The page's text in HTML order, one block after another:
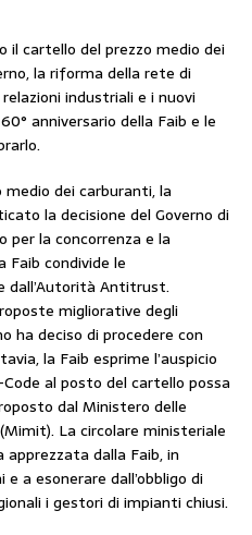
cartello del prezzo medio dei
la riforma della rete di
industriali e i nuovi
anniversario della Faib e le
dei carburanti, la
la decisione del Governo di
per la concorrenza e la
condivide le
dall’Autorità Antitrust.
migliorative degli
ha deciso di procedere con
la Faib esprime l’auspicio
al posto del cartello possa
dal Ministero delle
La circolare ministeriale
dalla Faib, in
a esonerare dall’obbligo di
i gestori di impianti chiusi.